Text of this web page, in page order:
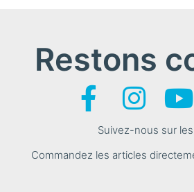
Restons
Suivez-nous sur
Commandez les articles